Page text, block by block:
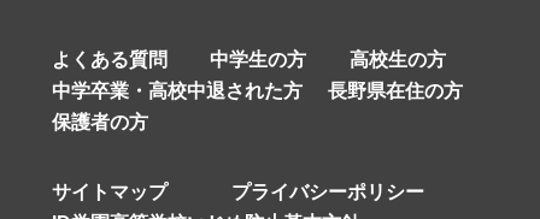
よくある質問 中学生の方
高校生の方
中学卒業・高校中退された方
長野県在住の方
保護者の方
サイトマップ
プライバシーポリシー